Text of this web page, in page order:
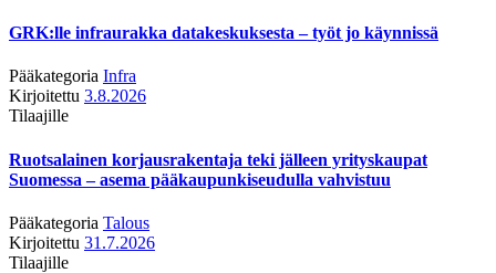
GRK:lle infraurakka datakeskuksesta – työt jo käynnissä
Pääkategoria Infra
Kirjoitettu 3.8.2026
Tilaajille
Ruotsalainen korjausrakentaja teki jälleen yrityskaupat
Suomessa – asema pääkaupunkiseudulla vahvistuu
Pääkategoria Talous
Kirjoitettu 31.7.2026
Tilaajille